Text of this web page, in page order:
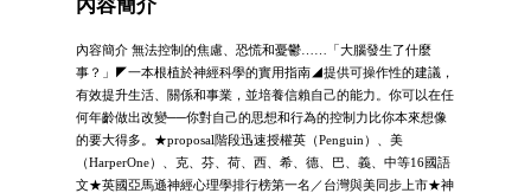
內容簡介
內容簡介 無法控制的焦慮、恐慌和憂鬱……「大腦發生了什麼
事？」◤一本根植於神經科學的實用指南◢提供可操作性的建議，
有效提升生活、關係和事業，並培養信賴自己的能力。你可以在任
何年齡做出改變──你對自己的思想和行為的控制力比你本來想像
的要大得多。★proposal階段迅速授權英（Penguin）、美
（HarperOne）、克、芬、荷、西、希、德、巴、義、中等16國語
文★英國亞馬遜神經心理學排行榜第一名／台灣與美同步上市★神